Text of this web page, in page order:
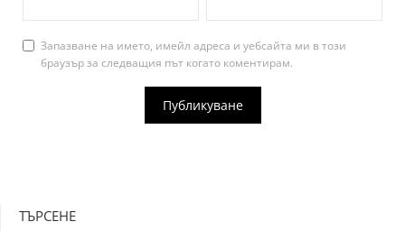
Запазване на името, имейл адреса и уебсайта ми в този
браузър за следващия път когато коментирам.
ТЪРСЕНЕ